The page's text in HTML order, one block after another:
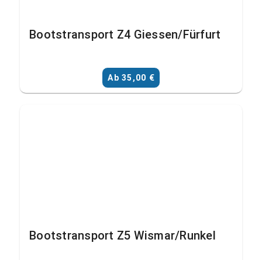
Bootstransport Z4 Giessen/Fürfurt
Ab 35,00 €
Bootstransport Z5 Wismar/Runkel